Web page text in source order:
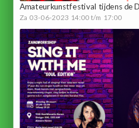
Amateurkunstfestival tijdens de
Za 03-06-2023 14:00 t/m 17:00